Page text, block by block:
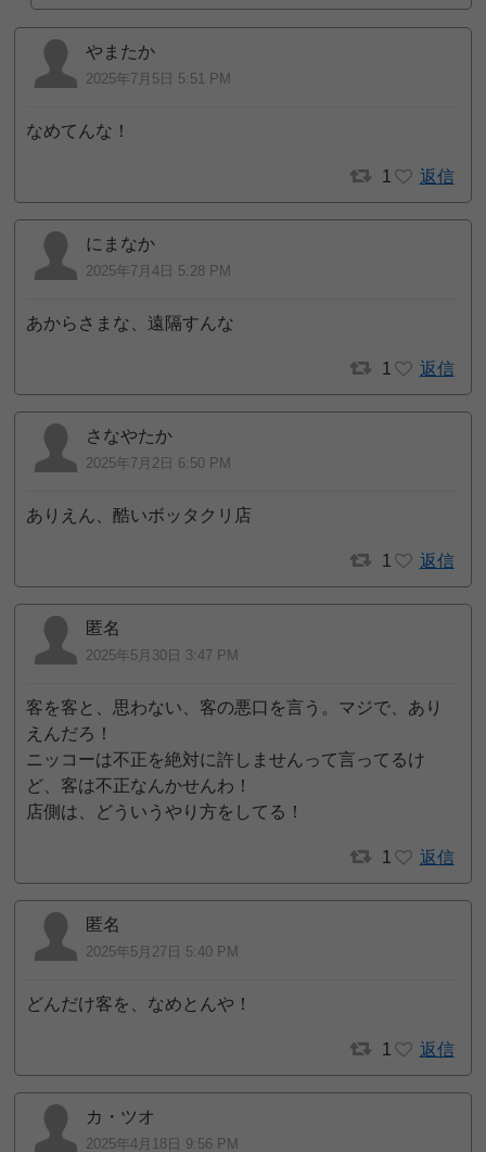
やまたか
2025年7月5日 5:51 PM
なめてんな！
1 返信
にまなか
2025年7月4日 5:28 PM
あからさまな、遠隔すんな
1 返信
さなやたか
2025年7月2日 6:50 PM
ありえん、酷いボッタクリ店
1 返信
匿名
2025年5月30日 3:47 PM
客を客と、思わない、客の悪口を言う。マジで、あり
えんだろ！
ニッコーは不正を絶対に許しませんって言ってるけ
ど、客は不正なんかせんわ！
店側は、どういうやり方をしてる！
1 返信
匿名
2025年5月27日 5:40 PM
どんだけ客を、なめとんや！
1 返信
カ・ツオ
2025年4月18日 9:56 PM